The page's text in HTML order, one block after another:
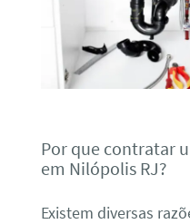
Por que contratar
em Nilópolis RJ?
Existem diversas